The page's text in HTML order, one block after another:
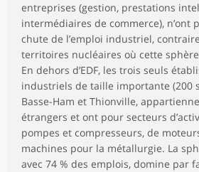
entreprises (gestion, prestations
intermédiaires de commerce), n’ont
chute de l’emploi industriel,
territoires nucléaires où cette sphère
En dehors d’EDF, les trois seuls
industriels de taille importante (200
Basse-Ham et Thionville,
étrangers et ont pour secteurs
pompes et compresseurs, de
machines pour la métallurgie. La
avec 74 % des emplois, domine par